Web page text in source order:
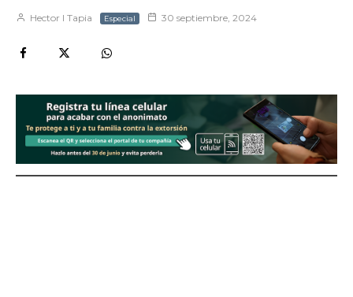
Hector I Tapia Especial 30 septiembre, 2024